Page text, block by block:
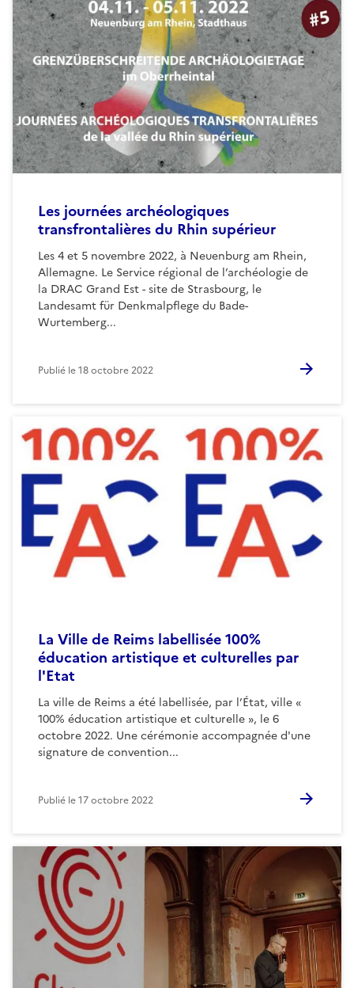
Les journées archéologiques
transfrontalières du Rhin supérieur
Les 4 et 5 novembre 2022, à Neuenburg am Rhein,
Allemagne. Le Service régional de l’archéologie de
la DRAC Grand Est - site de Strasbourg, le
Landesamt für Denkmalpflege du Bade-
Wurtemberg...
Publié le18 octobre 2022
La Ville de Reims labellisée 100%
éducation artistique et culturelles par
l'Etat
La ville de Reims a été labellisée, par l’État, ville «
100% éducation artistique et culturelle », le 6
octobre 2022. Une cérémonie accompagnée d'une
signature de convention...
Publié le17 octobre 2022